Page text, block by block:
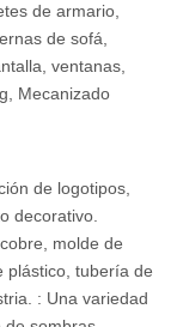
de armario,
de sofá,
ventanas,
Mecanizado
de logotipos,
decorativo.
molde de
plástico, tubería de
: Una variedad